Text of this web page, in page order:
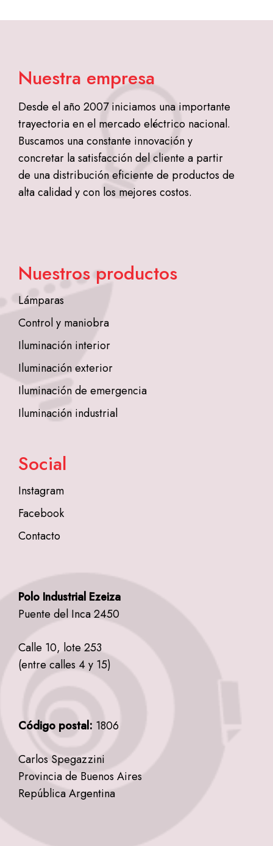
Nuestra empresa
Desde el año 2007 iniciamos una importante
trayectoria en el mercado eléctrico nacional.
Buscamos una constante innovación y
concretar la satisfacción del cliente a partir
de una distribución eficiente de productos de
alta calidad y con los mejores costos.
Nuestros productos
Lámparas
Control y maniobra
Iluminación interior
Iluminación exterior
Iluminación de emergencia
Iluminación industrial
Social
Instagram
Facebook
Contacto
Polo Industrial Ezeiza
Puente del Inca 2450
Calle 10, lote 253
(entre calles 4 y 15)
Código postal: 1806
Carlos Spegazzini
Provincia de Buenos Aires
República Argentina